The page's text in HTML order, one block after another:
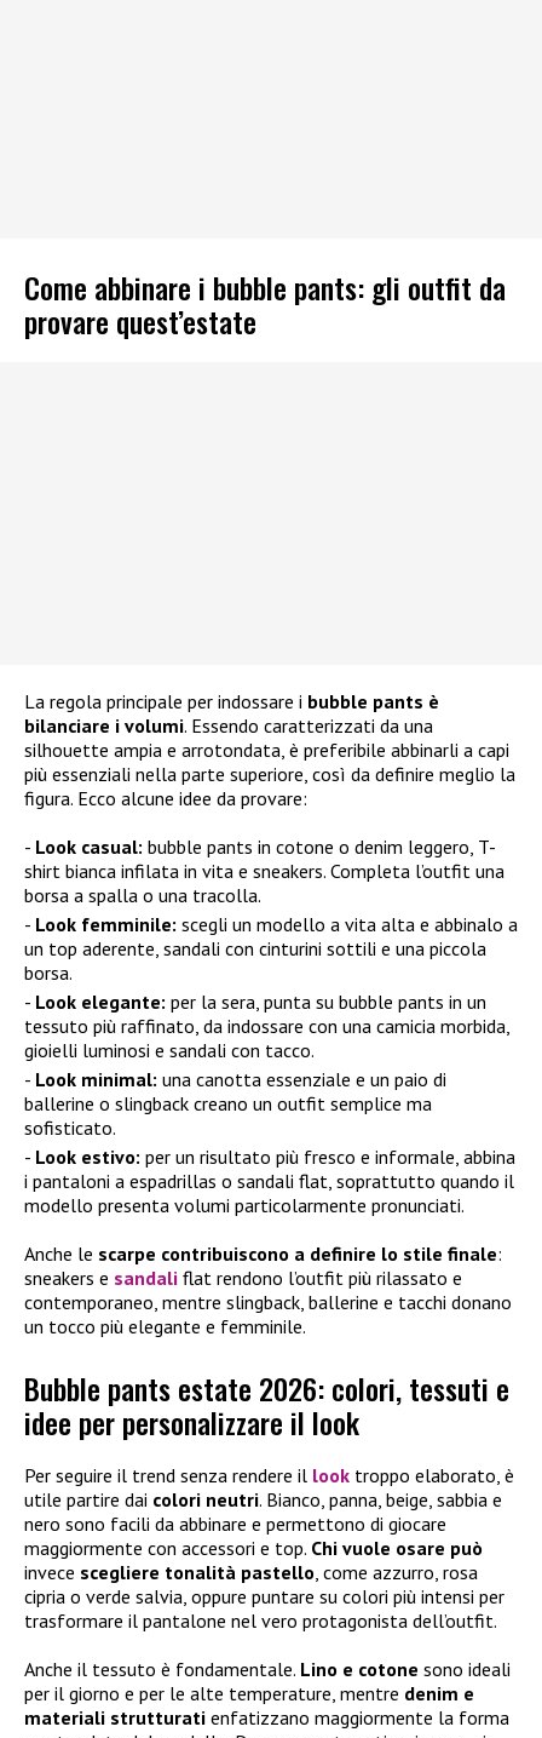
Come abbinare i bubble pants: gli outfit da
provare quest’estate
La regola principale per indossare i bubble pants è
bilanciare i volumi. Essendo caratterizzati da una
silhouette ampia e arrotondata, è preferibile abbinarli a capi
più essenziali nella parte superiore, così da definire meglio la
figura. Ecco alcune idee da provare:
Look casual: bubble pants in cotone o denim leggero, T-
shirt bianca infilata in vita e sneakers. Completa l’outfit una
borsa a spalla o una tracolla.
Look femminile: scegli un modello a vita alta e abbinalo a
un top aderente, sandali con cinturini sottili e una piccola
borsa.
Look elegante: per la sera, punta su bubble pants in un
tessuto più raffinato, da indossare con una camicia morbida,
gioielli luminosi e sandali con tacco.
Look minimal: una canotta essenziale e un paio di
ballerine o slingback creano un outfit semplice ma
sofisticato.
Look estivo: per un risultato più fresco e informale, abbina
i pantaloni a espadrillas o sandali flat, soprattutto quando il
modello presenta volumi particolarmente pronunciati.
Anche le scarpe contribuiscono a definire lo stile finale:
sneakers e sandali flat rendono l’outfit più rilassato e
contemporaneo, mentre slingback, ballerine e tacchi donano
un tocco più elegante e femminile.
Bubble pants estate 2026: colori, tessuti e
idee per personalizzare il look
Per seguire il trend senza rendere il look troppo elaborato, è
utile partire dai colori neutri. Bianco, panna, beige, sabbia e
nero sono facili da abbinare e permettono di giocare
maggiormente con accessori e top. Chi vuole osare può
invece scegliere tonalità pastello , come azzurro, rosa
cipria o verde salvia, oppure puntare su colori più intensi per
trasformare il pantalone nel vero protagonista dell’outfit.
Anche il tessuto è fondamentale. Lino e cotone sono ideali
per il giorno e per le alte temperature, mentre denim e
materiali strutturati enfatizzano maggiormente la forma